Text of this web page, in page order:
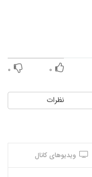
۰ ۰
نظرات
ویدیوهای کانال